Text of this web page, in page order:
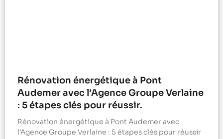
Rénovation énergétique à Pont
Audemer avec l’Agence Groupe Verlaine
: 5 étapes clés pour réussir.
Rénovation énergétique à Pont Audemer avec
l’Agence Groupe Verlaine : 5 étapes clés pour réussir